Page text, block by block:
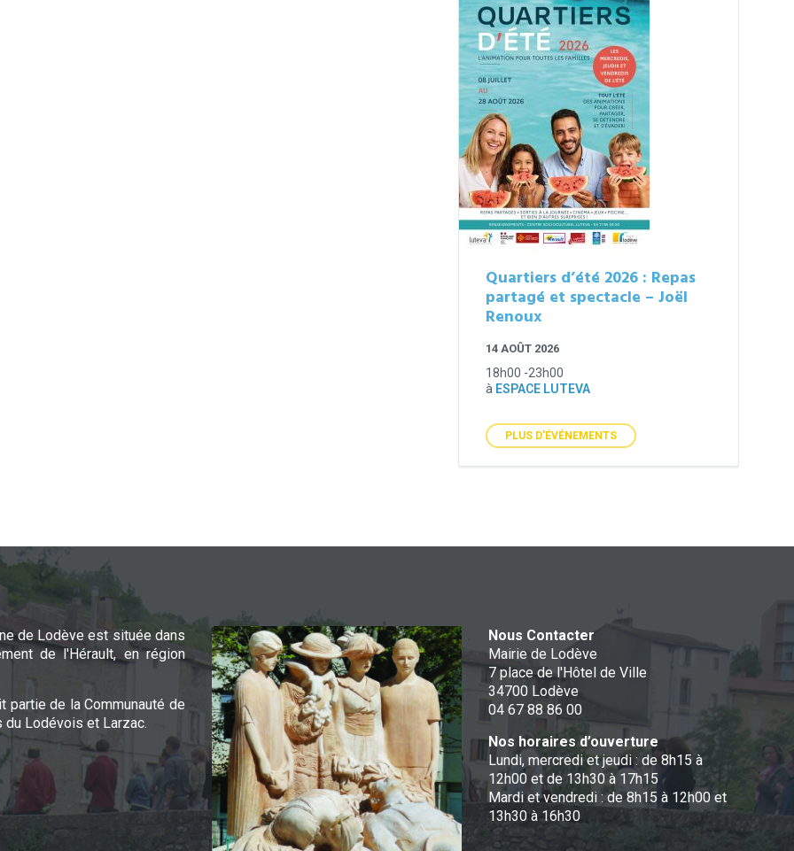
Quartiers d’été 2026 : Repas
partagé et spectacle – Joël
Renoux
14 AOÛT 2026
18h00 -23h00
à ESPACE LUTEVA
PLUS D'ÉVÉNEMENTS
de Lodève est située dans
de l'Hérault, en région
partie de la Communauté de
du Lodévois et Larzac.
Nous Contacter
Mairie de Lodève
7 place de l'Hôtel de Ville
34700 Lodève
04 67 88 86 00
Nos horaires d’ouverture
Lundi, mercredi et jeudi : de 8h15 à
12h00 et de 13h30 à 17h15
Mardi et vendredi : de 8h15 à 12h00 et
13h30 à 16h30